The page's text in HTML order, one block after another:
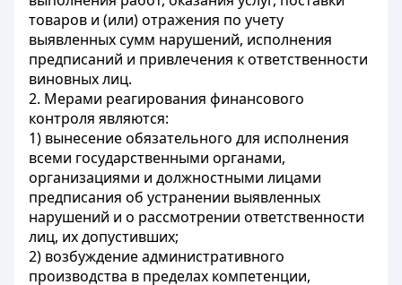
товаров и (или) отражения по учету
выявленных сумм нарушений, исполнения
предписаний и привлечения к ответственности
виновных лиц.
2. Мерами реагирования финансового
контроля являются:
1) вынесение обязательного для исполнения
всеми государственными органами,
организациями и должностными лицами
предписания об устранении выявленных
нарушений и о рассмотрении ответственности
лиц, их допустивших;
2) возбуждение административного
производства в пределах компетенции,